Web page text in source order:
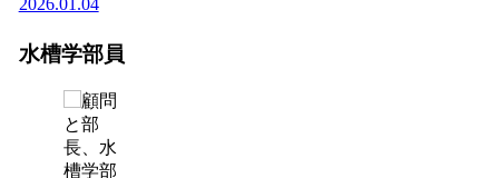
2026.01.04
水槽学部員